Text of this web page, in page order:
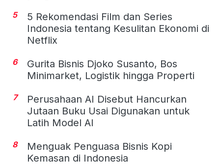
5
5 Rekomendasi Film dan Series
Indonesia tentang Kesulitan Ekonomi di
Netflix
6
Gurita Bisnis Djoko Susanto, Bos
Minimarket, Logistik hingga Properti
7
Perusahaan AI Disebut Hancurkan
Jutaan Buku Usai Digunakan untuk
Latih Model AI
8
Menguak Penguasa Bisnis Kopi
Kemasan di Indonesia